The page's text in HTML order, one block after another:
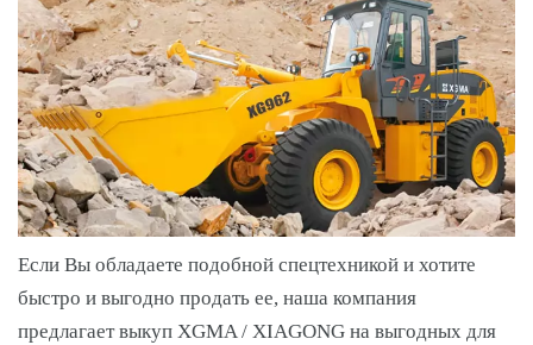
Если Вы обладаете подобной спецтехникой и хотите
быстро и выгодно продать ее, наша компания
предлагает выкуп XGMA / XIAGONG на выгодных для